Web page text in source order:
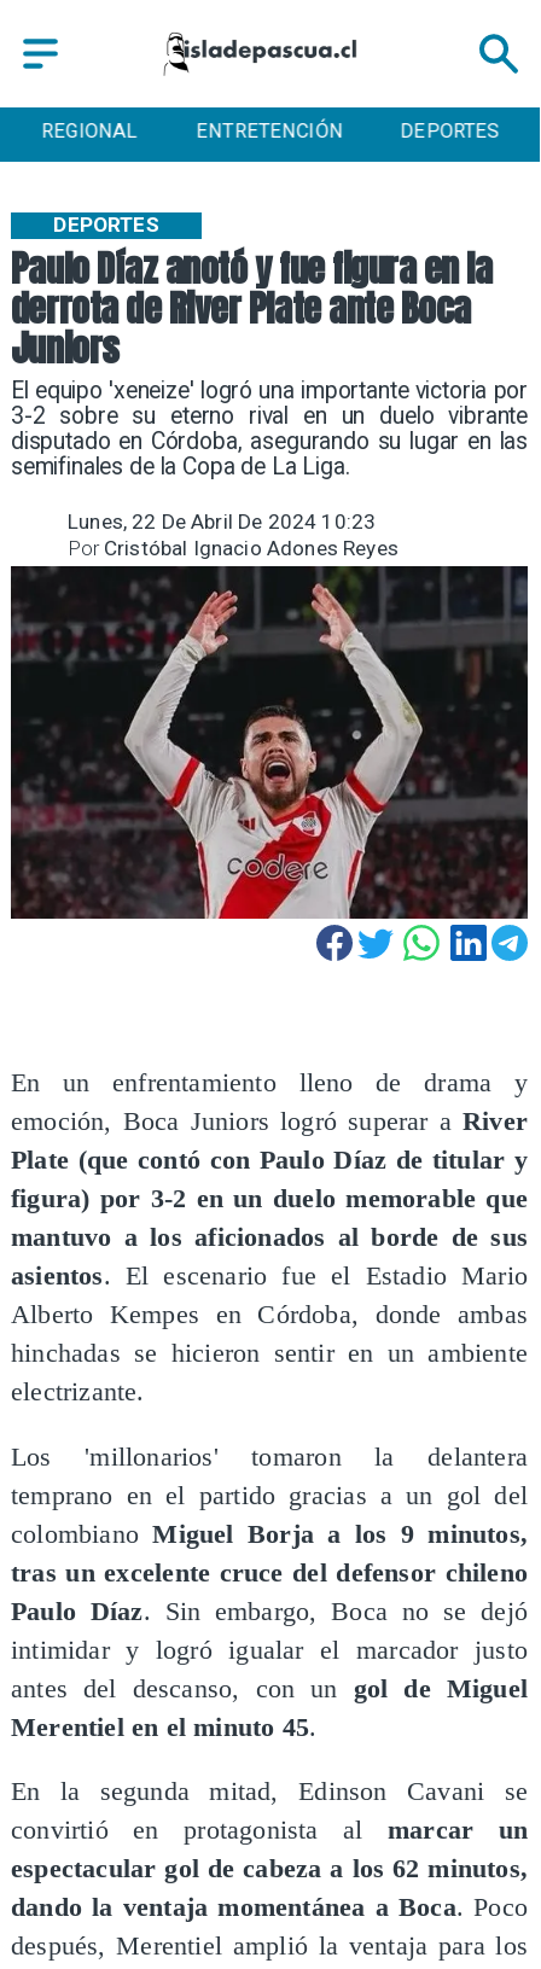
REGIONAL ENTRETENCIÓN DEPORTES
Paulo Díaz anotó y fue figura en la
derrota de River Plate ante Boca
Juniors
​El equipo 'xeneize' logró una importante victoria por
3-2 sobre su eterno rival en un duelo vibrante
disputado en Córdoba, asegurando su lugar en las
semifinales de la Copa de La Liga.
DEPORTES
Lunes, 22 De Abril De 2024 10:23
Cristóbal Ignacio Adones Reyes
Por
En un enfrentamiento lleno de drama y
emoción, Boca Juniors logró superar aRiver
Plate (que contó con Paulo Díaz de titular y
figura) por 3-2 en un duelo memorable que
mantuvo a los aficionados al borde de sus
asientos. El escenario fue el Estadio Mario
Alberto Kempes en Córdoba, donde ambas
hinchadas se hicieron sentir en un ambiente
electrizante.
Los 'millonarios' tomaron la delantera
temprano en el partido gracias a un gol del
colombianoMiguel Borja a los 9 minutos,
tras un excelente cruce del defensor chileno
Paulo Díaz. Sin embargo, Boca no se dejó
intimidar y logró igualar el marcador justo
antes del descanso, con un gol de Miguel
Merentiel en el minuto 45.
En la segunda mitad, Edinson Cavani se
convirtió en protagonista al marcar un
espectacular gol de cabeza a los 62 minutos,
dando la ventaja momentánea a Boca. Poco
después, Merentiel amplió la ventaja para los